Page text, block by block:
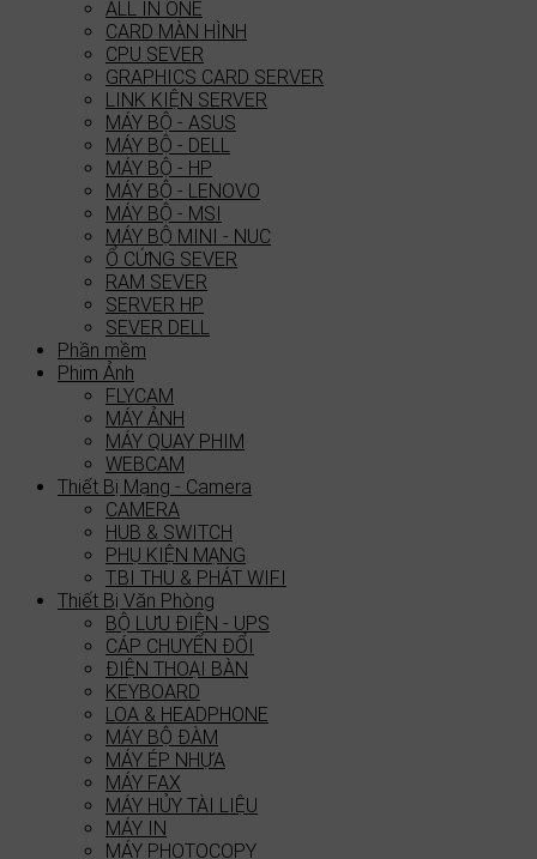
ALL IN ONE
CARD MÀN HÌNH
CPU SEVER
GRAPHICS CARD SERVER
LINK KIỆN SERVER
MÁY BỘ - ASUS
MÁY BỘ - DELL
MÁY BỘ - HP
MÁY BỘ - LENOVO
MÁY BỘ - MSI
MÁY BỘ MINI - NUC
Ổ CỨNG SEVER
RAM SEVER
SERVER HP
SEVER DELL
Phần mềm
Phim Ảnh
FLYCAM
MÁY ẢNH
MÁY QUAY PHIM
WEBCAM
Thiết Bị Mạng - Camera
CAMERA
HUB & SWITCH
PHỤ KIỆN MẠNG
T.BI THU & PHÁT WIFI
Thiết Bị Văn Phòng
BỘ LƯU ĐIỆN - UPS
CÁP CHUYỂN ĐỔI
ĐIỆN THOẠI BÀN
KEYBOARD
LOA & HEADPHONE
MÁY BỘ ĐÀM
MÁY ÉP NHỰA
MÁY FAX
MÁY HỦY TÀI LIỆU
MÁY IN
MÁY PHOTOCOPY